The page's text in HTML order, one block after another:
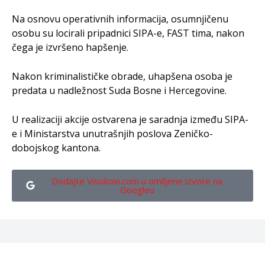
Na osnovu operativnih informacija, osumnjičenu
osobu su locirali pripadnici SIPA-e, FAST tima, nakon
čega je izvršeno hapšenje.
Nakon kriminalističke obrade, uhapšena osoba je
predata u nadležnost Suda Bosne i Hercegovine.
U realizaciji akcije ostvarena je saradnja između SIPA-
e i Ministarstva unutrašnjih poslova Zeničko-
dobojskog kantona.
Dodajte Visokoin.com u omiljene izvore na
Googleu